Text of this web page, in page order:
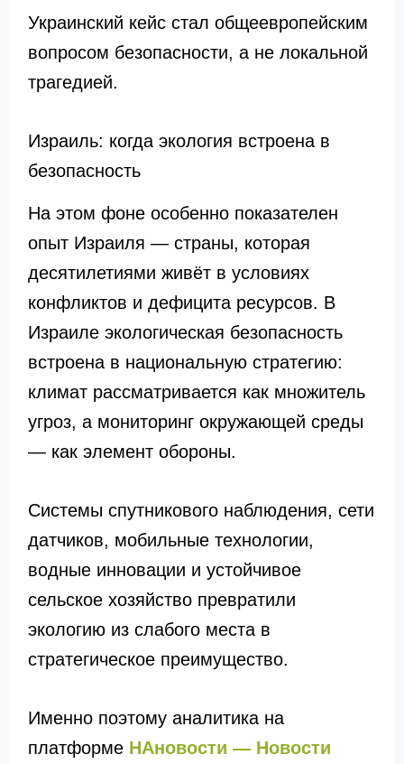
Украинский кейс стал общеевропейским
вопросом безопасности, а не локальной
трагедией.
Израиль: когда экология встроена в
безопасность
На этом фоне особенно показателен
опыт Израиля — страны, которая
десятилетиями живёт в условиях
конфликтов и дефицита ресурсов. В
Израиле экологическая безопасность
встроена в национальную стратегию:
климат рассматривается как множитель
угроз, а мониторинг окружающей среды
— как элемент обороны.
Системы спутникового наблюдения, сети
датчиков, мобильные технологии,
водные инновации и устойчивое
сельское хозяйство превратили
экологию из слабого места в
стратегическое преимущество.
Именно поэтому аналитика на
платформе НАновости — Новости